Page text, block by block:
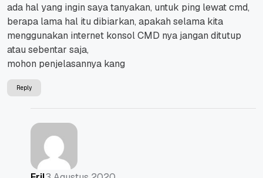
ada hal yang ingin saya tanyakan, untuk ping lewat cmd,
berapa lama hal itu dibiarkan, apakah selama kita
menggunakan internet konsol CMD nya jangan ditutup
atau sebentar saja,
mohon penjelasannya kang
Reply